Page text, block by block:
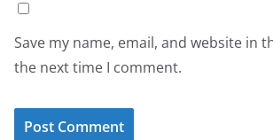
Save my name, email, and website in
the next time I comment.